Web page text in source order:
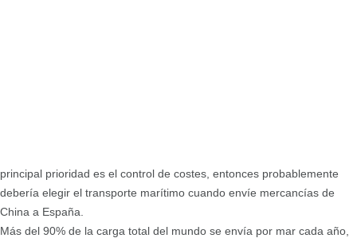
principal prioridad es el control de costes, entonces probablemente
debería elegir el transporte marítimo cuando envíe mercancías de
China a España.
Más del 90% de la carga total del mundo se envía por mar cada año,